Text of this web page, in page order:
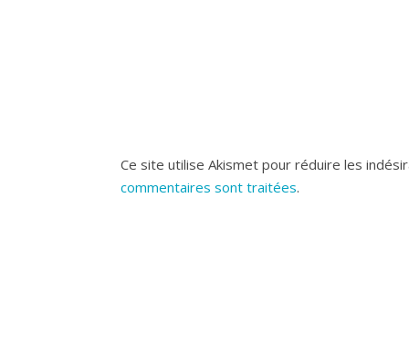
Ce site utilise Akismet pour réduire les
commentaires sont traitées.